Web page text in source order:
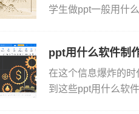
学生做ppt一般用什
ppt用什么软件制
在这个信息爆炸的
到这些ppt用什么软